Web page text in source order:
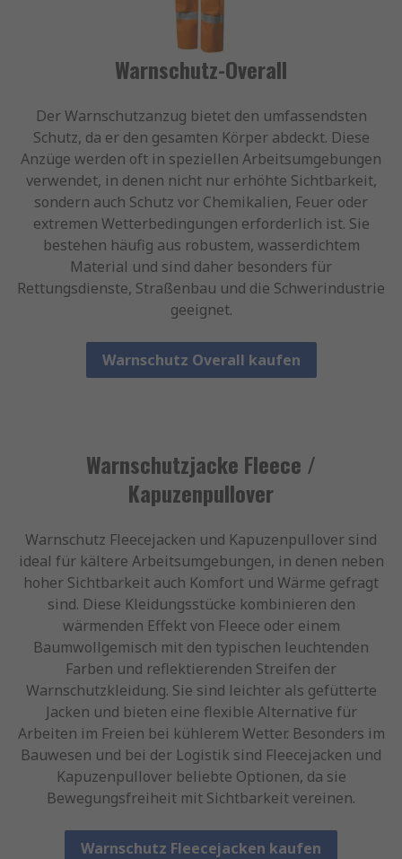
Warnschutz-Overall
Der Warnschutzanzug bietet den umfassendsten
Schutz, da er den gesamten Körper abdeckt. Diese
Anzüge werden oft in speziellen Arbeitsumgebungen
verwendet, in denen nicht nur erhöhte Sichtbarkeit,
sondern auch Schutz vor Chemikalien, Feuer oder
extremen Wetterbedingungen erforderlich ist. Sie
bestehen häufig aus robustem, wasserdichtem
Material und sind daher besonders für
Rettungsdienste, Straßenbau und die Schwerindustrie
geeignet.
Warnschutz Overall kaufen
Warnschutzjacke Fleece /
Kapuzenpullover
Warnschutz Fleecejacken und Kapuzenpullover sind
ideal für kältere Arbeitsumgebungen, in denen neben
hoher Sichtbarkeit auch Komfort und Wärme gefragt
sind. Diese Kleidungsstücke kombinieren den
wärmenden Effekt von Fleece oder einem
Baumwollgemisch mit den typischen leuchtenden
Farben und reflektierenden Streifen der
Warnschutzkleidung. Sie sind leichter als gefütterte
Jacken und bieten eine flexible Alternative für
Arbeiten im Freien bei kühlerem Wetter. Besonders im
Bauwesen und bei der Logistik sind Fleecejacken und
Kapuzenpullover beliebte Optionen, da sie
Bewegungsfreiheit mit Sichtbarkeit vereinen.
Warnschutz Fleecejacken kaufen